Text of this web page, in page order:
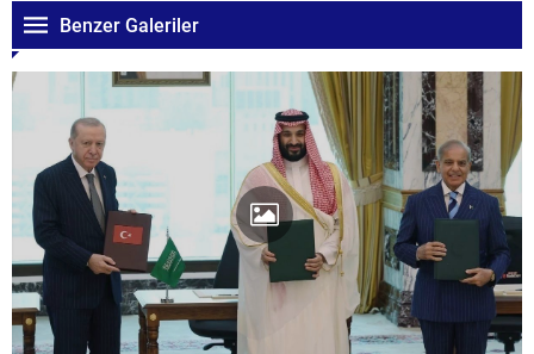
Benzer Galeriler